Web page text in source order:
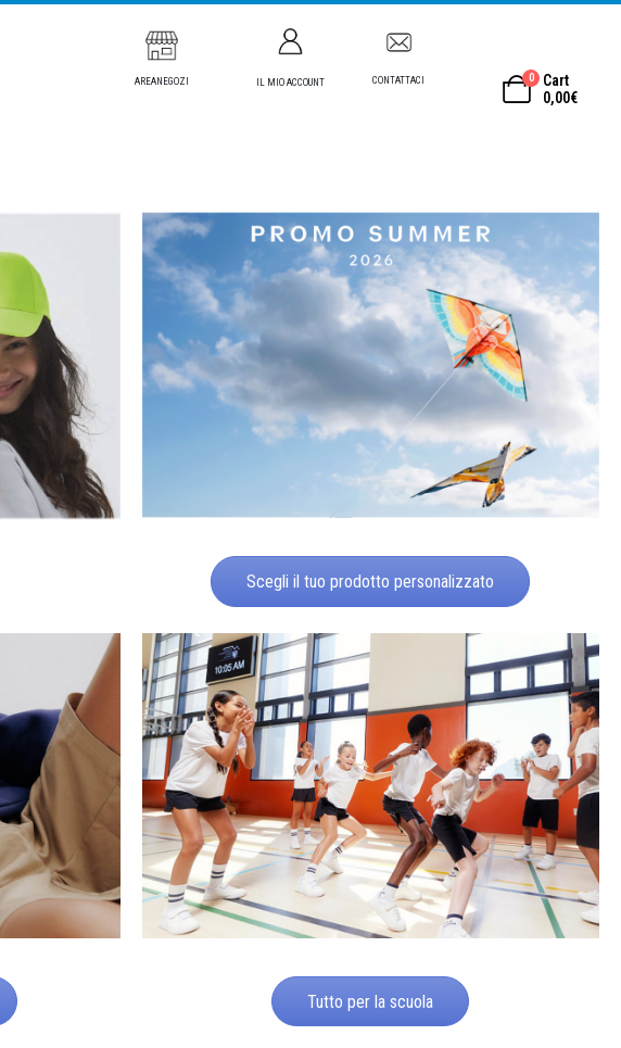
AREANEGOZI IL MIO ACCOUNT CONTATTACI 0
Cart
0,00€
Scegli il tuo prodotto personalizzato
Tutto per la scuola